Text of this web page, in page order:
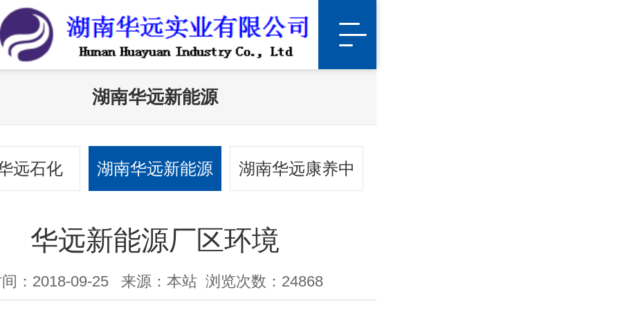
湖南华远新能源
远石化 湖南华远新能源 湖南华远康养中
华远新能源厂区环境
：2018-09-25 来源：本站 浏览次数：24868